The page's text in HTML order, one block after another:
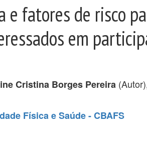
fatores de risco
em
Cristina Borges Pereira
Física e Saúde - CBAFS